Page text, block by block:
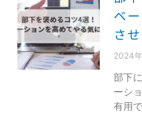
ベ
さ
2024
部下
ーシ
有用